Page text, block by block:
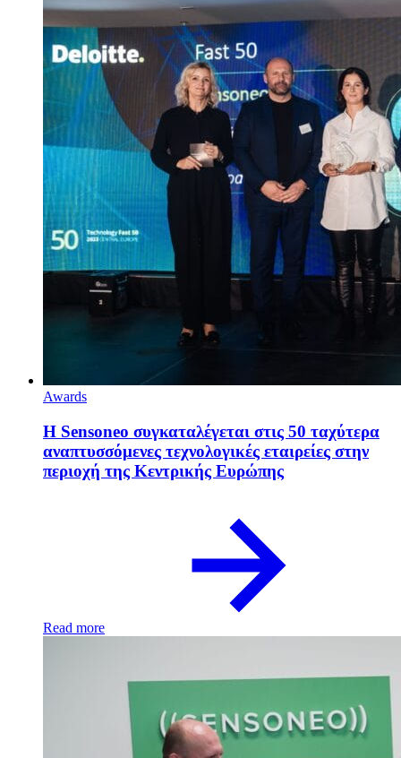
Awards
Η Sensoneo συγκαταλέγεται στις 50 ταχύτερα
αναπτυσσόμενες τεχνολογικές εταιρείες στην
περιοχή της Κεντρικής Ευρώπης
Read more